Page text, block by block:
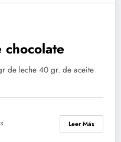
chocolate
de leche 40 gr. de aceite
Leer Más